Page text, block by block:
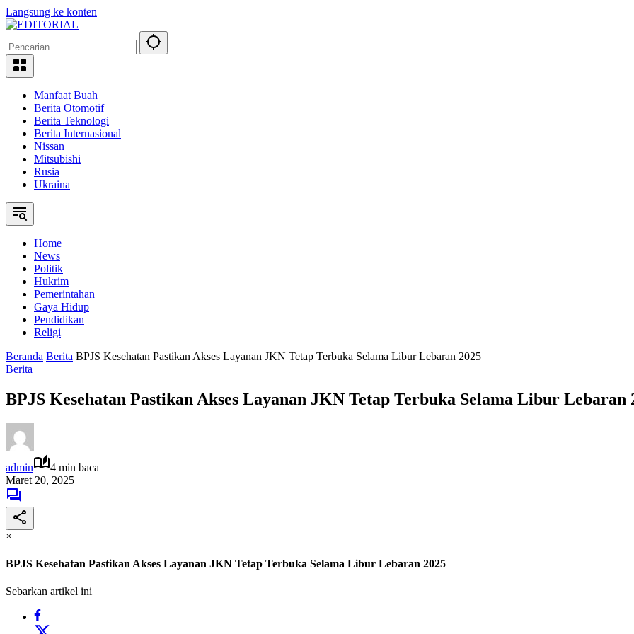
Langsung ke konten
Manfaat Buah
Berita Otomotif
Berita Teknologi
Berita Internasional
Nissan
Mitsubishi
Rusia
Ukraina
Home
News
Politik
Hukrim
Pemerintahan
Gaya Hidup
Pendidikan
Religi
Beranda Berita BPJS Kesehatan Pastikan Akses Layanan JKN Tetap Terbuka Selama Libur Lebaran 2025
Berita
BPJS Kesehatan Pastikan Akses Layanan JKN Tetap Terbuka Selama Libur Lebaran
admin
4 min baca
Maret 20, 2025
×
BPJS Kesehatan Pastikan Akses Layanan JKN Tetap Terbuka Selama Libur Lebaran 2025
Sebarkan artikel ini